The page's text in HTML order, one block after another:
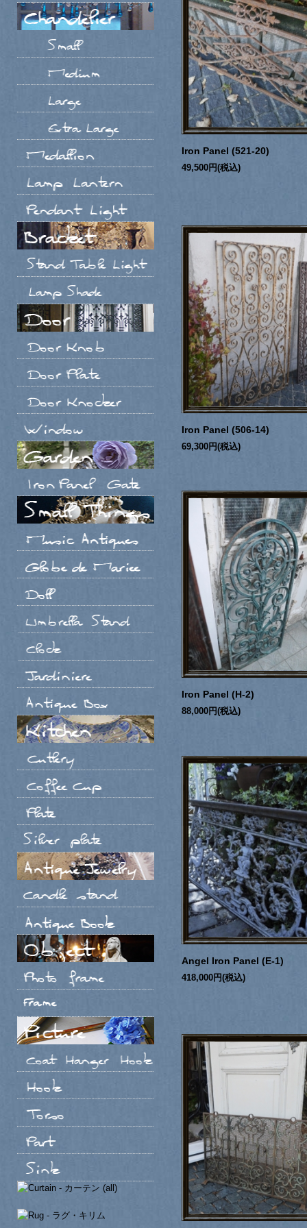
Iron Panel (521-20)
49,500円(税込)
Iron Panel (506-14)
69,300円(税込)
Iron Panel (H-2)
88,000円(税込)
Angel Iron Panel (E-1)
418,000円(税込)